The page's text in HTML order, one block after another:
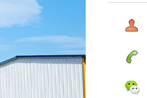
环卫垃圾车